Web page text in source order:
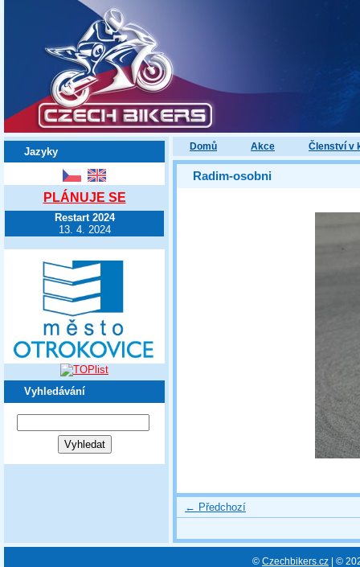
Domů Akce Členství v
Jazyky
PLÁNUJE SE
Restart 2024
13. 4. 2024
Vyhledávání
Radim-osobni
← Předchozí
© Czechbikers.cz | ©